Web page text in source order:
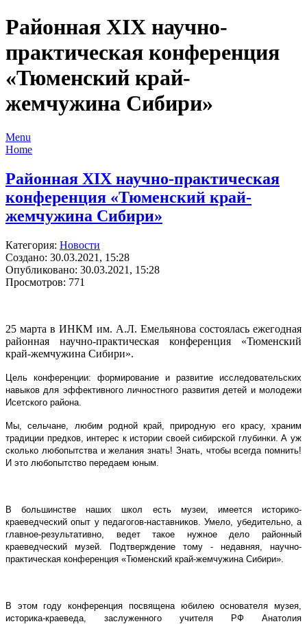
Районная ХIХ научно-
практическая конференция
«Тюменский край-
жемчужина Сибири»
Menu
Home
Районная ХIХ научно-практическая
конференция «Тюменский край-
жемчужина Сибири»
Категория: Новости
Создано: 30.03.2021, 15:28
Опубликовано: 30.03.2021, 15:28
Просмотров: 771
25 марта в ИНКМ им. А.Л. Емельянова состоялась ежегодная
районная научно-практическая конференция «Тюменский
край-жемчужина Сибири».
Цель конференции: формирование и развитие исследовательских
навыков для эффективного личностного развития детей и молодежи
Исетского района.
Мы, сельчане, любим родной край, природную его красу, храним
традиции предков, интерес к истории своей сибирской глубинки. А уж
сколько любопытства и желания знать! Знать, чтобы всегда помнить!
И это любопытство передаем юным.
В большинстве наших школ есть музеи, имеется историко-
краеведческий опыт у педагогов-наставников. Умело, убедительно, а
главное-результативно, ведет такое нужное дело районный
краеведческий музей. Подтверждение тому - недавняя, научно-
практическая конференция «Тюменский край-жемчужина Сибири».
В этом году конференция посвящена юбилею основателя музея,
историка-краеведа, заслуженного учителя РФ Анатолия